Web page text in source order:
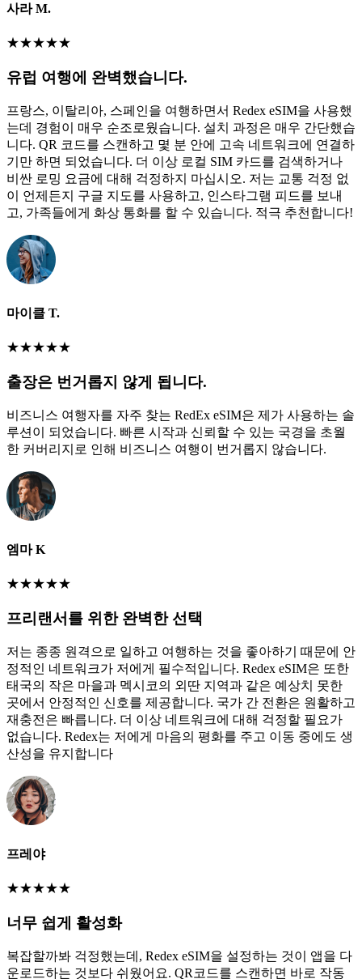
사라 M.
★★★★★
유럽 여행에 완벽했습니다.
프랑스, 이탈리아, 스페인을 여행하면서 Redex eSIM을 사용했
는데 경험이 매우 순조로웠습니다. 설치 과정은 매우 간단했습
니다. QR 코드를 스캔하고 몇 분 안에 고속 네트워크에 연결하
기만 하면 되었습니다. 더 이상 로컬 SIM 카드를 검색하거나
비싼 로밍 요금에 대해 걱정하지 마십시오. 저는 교통 걱정 없
이 언제든지 구글 지도를 사용하고, 인스타그램 피드를 보내
고, 가족들에게 화상 통화를 할 수 있습니다. 적극 추천합니다!
마이클 T.
★★★★★
출장은 번거롭지 않게 됩니다.
비즈니스 여행자를 자주 찾는 RedEx eSIM은 제가 사용하는 솔
루션이 되었습니다. 빠른 시작과 신뢰할 수 있는 국경을 초월
한 커버리지로 인해 비즈니스 여행이 번거롭지 않습니다.
엠마 K
★★★★★
프리랜서를 위한 완벽한 선택
저는 종종 원격으로 일하고 여행하는 것을 좋아하기 때문에 안
정적인 네트워크가 저에게 필수적입니다. Redex eSIM은 또한
태국의 작은 마을과 멕시코의 외딴 지역과 같은 예상치 못한
곳에서 안정적인 신호를 제공합니다. 국가 간 전환은 원활하고
재충전은 빠릅니다. 더 이상 네트워크에 대해 걱정할 필요가
없습니다. Redex는 저에게 마음의 평화를 주고 이동 중에도 생
산성을 유지합니다
프레야
★★★★★
너무 쉽게 활성화
복잡할까봐 걱정했는데, Redex eSIM을 설정하는 것이 앱을 다
운로드하는 것보다 쉬웠어요. QR코드를 스캔하면 바로 작동